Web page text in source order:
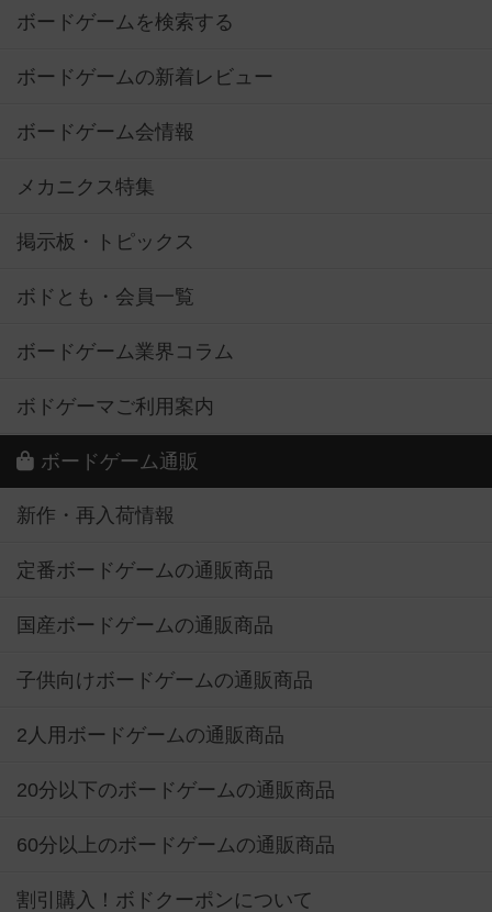
ボードゲームを検索する
ボードゲームの新着レビュー
ボードゲーム会情報
メカニクス特集
掲示板・トピックス
ボドとも・会員一覧
ボードゲーム業界コラム
ボドゲーマご利用案内
ボードゲーム通販
新作・再入荷情報
定番ボードゲームの通販商品
国産ボードゲームの通販商品
子供向けボードゲームの通販商品
2人用ボードゲームの通販商品
20分以下のボードゲームの通販商品
60分以上のボードゲームの通販商品
割引購入！ボドクーポンについて